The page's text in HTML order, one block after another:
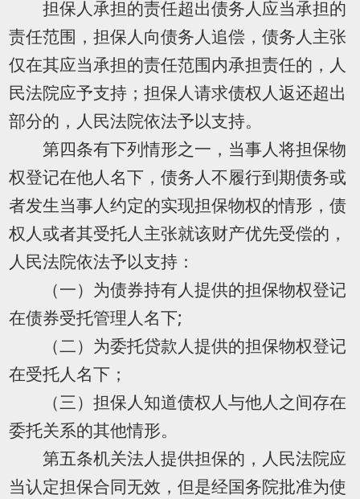
担保人承担的责任超出债务人应当承担的
责任范围，担保人向债务人追偿，债务人主张
仅在其应当承担的责任范围内承担责任的，人
民法院应予支持；担保人请求债权人返还超出
部分的，人民法院依法予以支持。
第四条有下列情形之一，当事人将担保物
权登记在他人名下，债务人不履行到期债务或
者发生当事人约定的实现担保物权的情形，债
权人或者其受托人主张就该财产优先受偿的，
人民法院依法予以支持：
（一）为债券持有人提供的担保物权登记
在债券受托管理人名下;
（二）为委托贷款人提供的担保物权登记
在受托人名下；
（三）担保人知道债权人与他人之间存在
委托关系的其他情形。
第五条机关法人提供担保的，人民法院应
当认定担保合同无效，但是经国务院批准为使